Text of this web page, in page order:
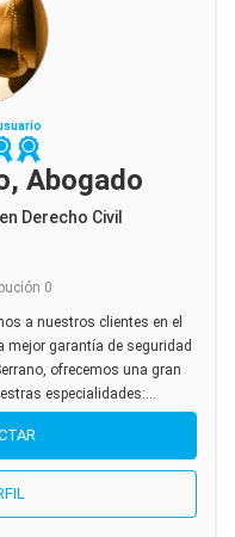
Abogado
Derecho Civil
0
a nuestros clientes en el
mejor garantía de seguridad
ofrecemos una gran
especialidades:...